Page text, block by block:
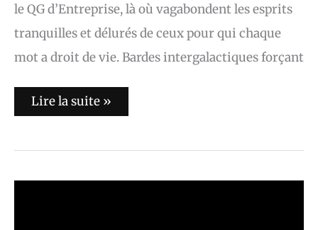
le QG d’Entreprise, là où vagabondent les esprits
tranquilles et délurés de ceux pour qui chaque
mot a droit de vie. Bardes intergalactiques forçant
Lire la suite »
LENPARROT